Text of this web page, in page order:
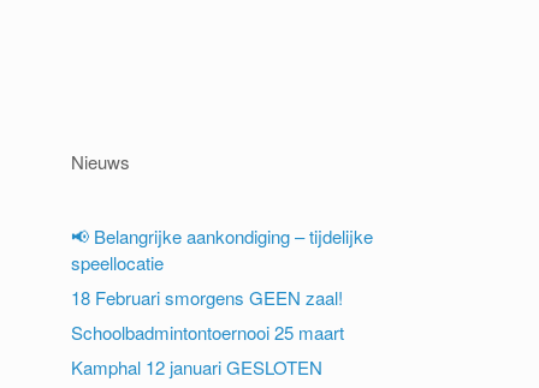
Nieuws
📢 Belangrijke aankondiging – tijdelijke
speellocatie
18 Februari smorgens GEEN zaal!
Schoolbadmintontoernooi 25 maart
Kamphal 12 januari GESLOTEN